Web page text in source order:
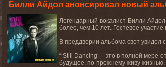
Билли Айдол анонсировал новый
Легендарный вокалист Билли
более, чем 10 лет. Гостевое
В преддверии альбома свет увидел
“‘Still Dancing’ – это в полной
будущее, по-прежнему живу жизнью,